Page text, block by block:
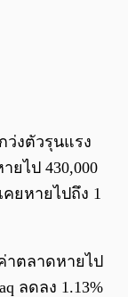
ว่งตัวรุนแรง
ไป 430,000
ยหายไปถึง 1
าตลาดหายไป
ลดลง 1.13%